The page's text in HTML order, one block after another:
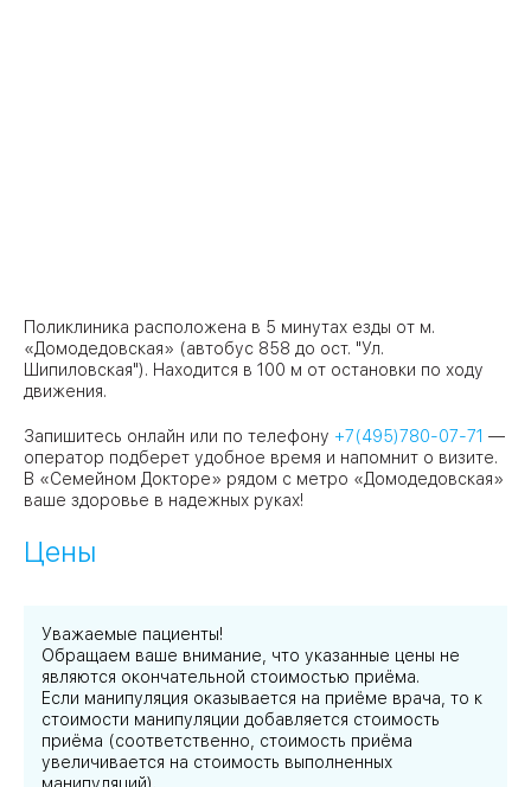
Поликлиника расположена в 5 минутах езды от м.
«Домодедовская» (автобус 858 до ост. "Ул.
Шипиловская"). Находится в 100 м от остановки по ходу
движения.
Запишитесь онлайн или по телефону +7(495)780-07-71 —
оператор подберет удобное время и напомнит о визите.
В «Семейном Докторе» рядом с метро «Домодедовская»
ваше здоровье в надежных руках!
Цены
Уважаемые пациенты!
Обращаем ваше внимание, что указанные цены не
являются окончательной стоимостью приёма.
Если манипуляция оказывается на приёме врача, то к
стоимости манипуляции добавляется стоимость
приёма (соответственно, стоимость приёма
увеличивается на стоимость выполненных